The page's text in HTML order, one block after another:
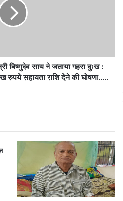
विष्णुदेव साय ने जताया गहरा दुःख :
सहायता राशि देने की घोषणा…..